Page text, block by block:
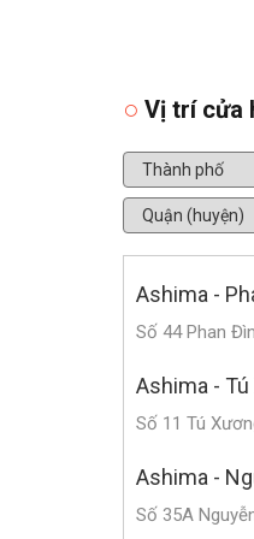
Vị trí cửa
Ashima -
Số 44 Phan
Ashima -
Số 11 Tú
Ashima -
Số 35A